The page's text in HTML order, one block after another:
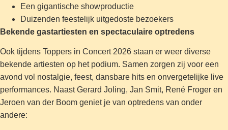
Een gigantische showproductie
Duizenden feestelijk uitgedoste bezoekers
Bekende gastartiesten en spectaculaire optredens
Ook tijdens Toppers in Concert 2026 staan er weer diverse
bekende artiesten op het podium. Samen zorgen zij voor een
avond vol nostalgie, feest, dansbare hits en onvergetelijke live
performances. Naast Gerard Joling, Jan Smit, René Froger en
Jeroen van der Boom geniet je van optredens van onder
andere: